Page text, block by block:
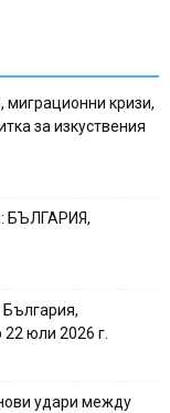
миграционни кризи,
за изкуствения
юли 2026 г.
удари между